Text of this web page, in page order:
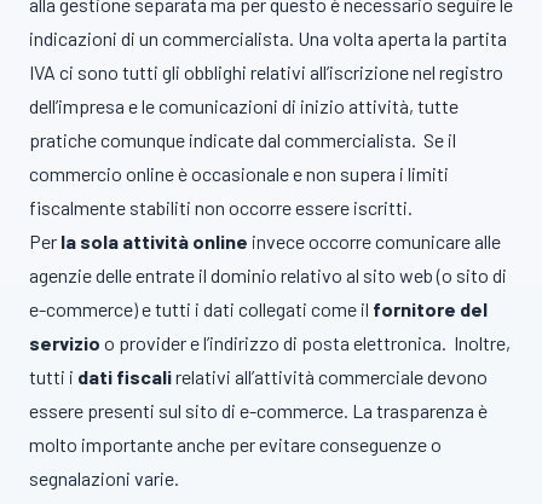
indicazioni di un commercialista. Una volta aperta la partita
IVA ci sono tutti gli obblighi relativi all’iscrizione nel registro
dell’impresa e le comunicazioni di inizio attività, tutte
pratiche comunque indicate dal commercialista. Se il
commercio online è occasionale e non supera i limiti
fiscalmente stabiliti non occorre essere iscritti.
Per la sola attività online invece occorre comunicare alle
agenzie delle entrate il dominio relativo al sito web (o sito di
e-commerce) e tutti i dati collegati come il fornitore del
servizio o provider e l’indirizzo di posta elettronica. Inoltre,
tutti i dati fiscalirelativi all’attività commerciale devono
essere presenti sul sito di e-commerce. La trasparenza è
molto importante anche per evitare conseguenze o
segnalazioni varie.